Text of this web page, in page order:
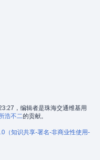
，编辑者是珠海交通维基用
浩不二的贡献。
（知识共享-署名-非商业性使用-